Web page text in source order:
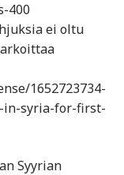
400
ei oltu
1652723734-
in-syria-for-first-
Syyrian